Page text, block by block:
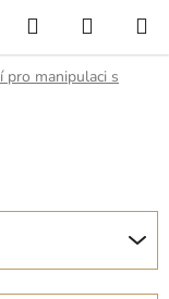
Hledat
KOŠÍK
pro manipulaci s